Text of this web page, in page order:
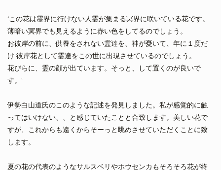
‘この花は霊界に行けない人霊が集まる冥界に咲いている花です。
薄暗い冥界でも見えるように赤い色をしてるのでしょう。
お彼岸の前に、供養をされない霊達を、神が憂いて、年に１度だ
け 彼岸花として霊達をこの世に出現させているのでしょう。
花びらに、霊の顔が出ています。そっと、して置くのが良いで
す。‘
伊勢白山道氏のこのような記述を発見しました。私が感覚的に触
ってはいけない、、と感じていたことと合致します。美しい花で
すが、これからも遠くからそーっと眺めさせていただくことに致
します。
夏の花の代表のようなサルスベリやホウセンカもそろそろ花が終